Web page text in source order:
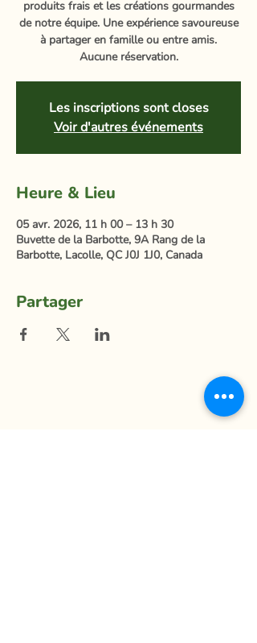
produits frais et les créations gourmandes
de notre équipe. Une expérience savoureuse
à partager en famille ou entre amis.
Aucune réservation.
Les inscriptions sont closes
Voir d'autres événements
Heure & Lieu
05 avr. 2026, 11 h 00 – 13 h 30
Buvette de la Barbotte, 9A Rang de la
Barbotte, Lacolle, QC J0J 1J0, Canada
Partager